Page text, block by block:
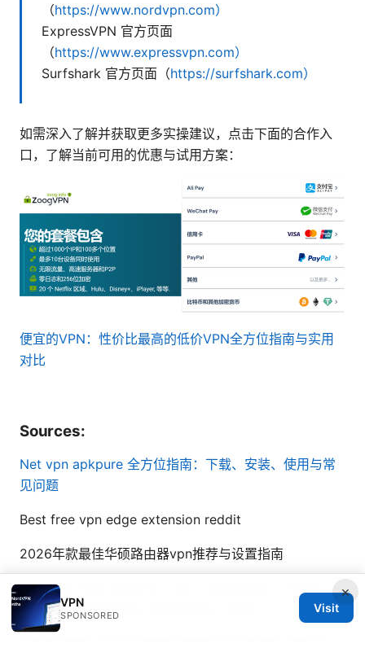
（https://www.nordvpn.com）
ExpressVPN 官方页面
（https://www.expressvpn.com）
Surfshark 官方页面（https://surfshark.com）
如需深入了解并获取更多实操建议，点击下面的合作入
口，了解当前可用的优惠与试用方案：
便宜的VPN：性价比最高的低价VPN全方位指南与实用
对比
Sources:
Net vpn apkpure 全方位指南：下载、安装、使用与常
见问题
Best free vpn edge extension reddit
2026年款最佳华硕路由器vpn推荐与设置指南
The Best Free VPNs For Your Cell Phone In 2026
Stay Secure Without Spending A Dime
×
VPN
SPONSORED
Visit